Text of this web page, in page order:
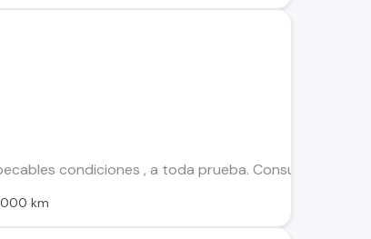
condiciones , a toda prueba. Consultas y
km